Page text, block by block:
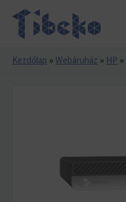
Kezdőlap » Webáruház » HP »